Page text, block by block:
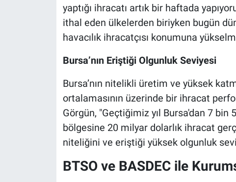
yaptığı ihracatı artık bir haftada
ithal eden ülkelerden biriyken bugün
havacılık ihracatçısı konumuna
Bursa’nın Eriştiği Olgunluk Seviyesi
Bursa’nın nitelikli üretim ve yüksek
ortalamasının üzerinde bir ihracat
Görgün, "Geçtiğimiz yıl Bursa'dan 7
bölgesine 20 milyar dolarlık ihracat
niteliğini ve eriştiği yüksek olgunluk
BTSO ve BASDEC ile